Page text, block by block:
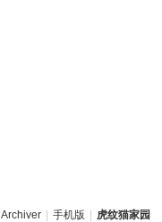
Archiver 手机版 虎纹猫家园